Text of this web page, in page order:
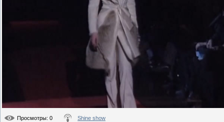
Просмотры: 0 Shine show